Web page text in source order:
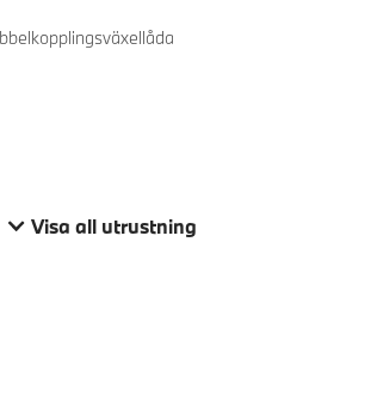
Visa all utrustning